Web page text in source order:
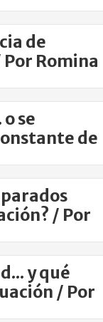
de
Romina
se
de
/ Por
y qué
/ Por